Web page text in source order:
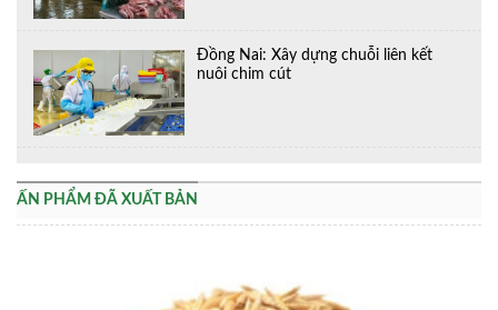
Đồng Nai: Xây dựng chuỗi liên kết
nuôi chim cút
ẤN PHẨM ĐÃ XUẤT BẢN